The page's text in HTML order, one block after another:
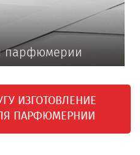
парфюмерии
ИЗГОТОВЛЕНИЕ
ПАРФЮМЕРНИИ